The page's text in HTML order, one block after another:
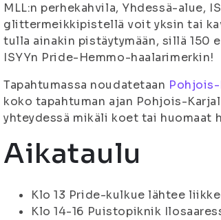
MLL:n perhekahvila, Yhdessä-alue,
glittermeikkipistellä voit yksin tai
tulla ainakin pistäytymään, sillä 150
ISYYn Pride-Hemmo-haalarimerkin!
Tapahtumassa noudatetaan
koko tapahtuman ajan Pohjois-
yhteydessä mikäli koet tai huomaat
Aikataulu
Klo 13 Pride-kulkue lähtee
Klo 14-16 Puistopiknik